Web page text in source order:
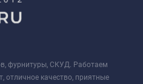
фурнитуры, СКУД. Работаем
отличное качество, приятные